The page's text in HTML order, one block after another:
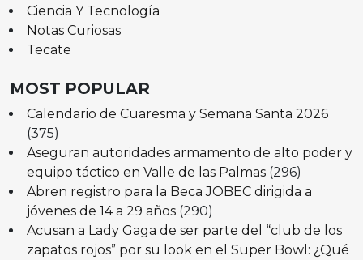
Ciencia Y Tecnología
Notas Curiosas
Tecate
MOST POPULAR
Calendario de Cuaresma y Semana Santa 2026
(375)
Aseguran autoridades armamento de alto poder y
equipo táctico en Valle de las Palmas (296)
Abren registro para la Beca JOBEC dirigida a
jóvenes de 14 a 29 años (290)
Acusan a Lady Gaga de ser parte del “club de los
zapatos rojos” por su look en el Super Bowl: ¿Qué